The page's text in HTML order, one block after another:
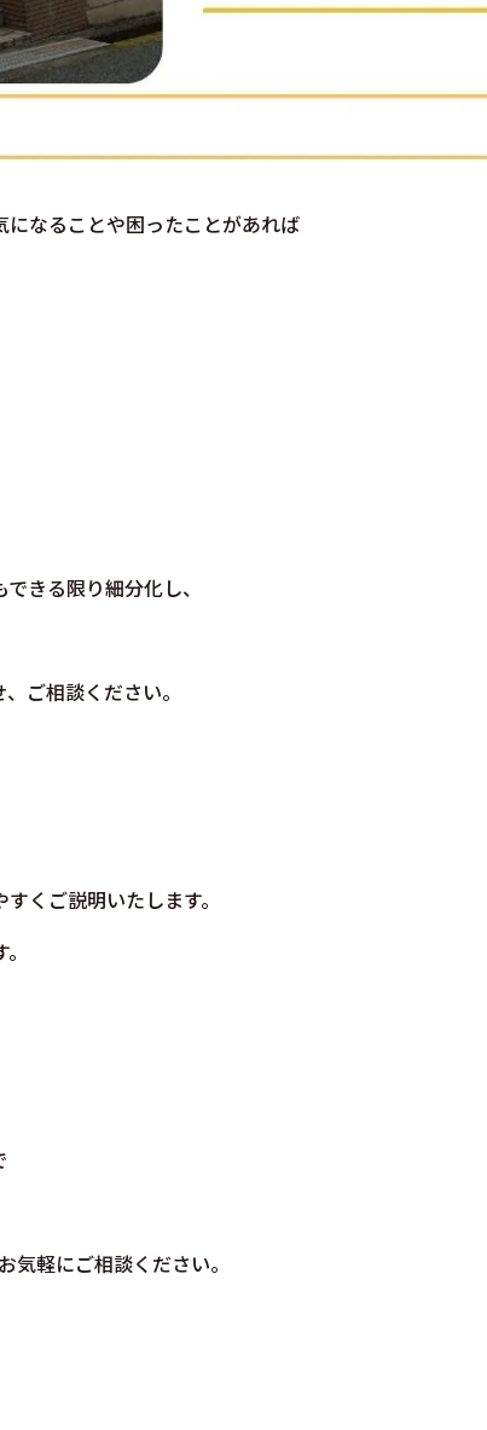
なることや困ったことがあれば
きる限り細分化し、
ご相談ください。
くご説明いたします。
軽にご相談ください。